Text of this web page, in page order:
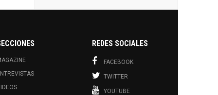
REDES SOCIALES
FACEBOOK
TWITTER
YOUTUBE